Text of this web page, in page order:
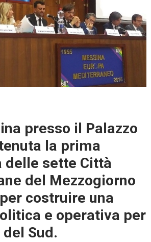
presso il Palazzo
la prima
delle sette Città
del Mezzogiorno
costruire una
e operativa per
Sud.